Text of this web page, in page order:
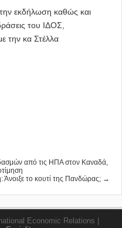
εκδήλωση καθώς και
του ΙΔΟΣ,
την κα Στέλλα
από τις ΗΠΑ στον Καναδά,
το κουτί της Πανδώρας; →
Economic Relations |